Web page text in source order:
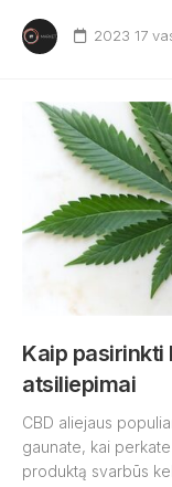
2023 17
Kaip pasirinkti
atsiliepimai
CBD aliejaus
gaunate, kai
produktą svarbūs